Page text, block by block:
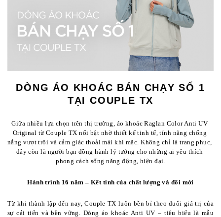
DÒNG ÁO KHOÁC BÁN CHẠY SỐ 1
TẠI COUPLE TX
Giữa nhiều lựa chọn trên thị trường, áo khoác Raglan Color Anti UV
Original từ Couple TX nổi bật nhờ thiết kế tinh tế, tính năng chống
nắng vượt trội và cảm giác thoải mái khi mặc. Không chỉ là trang phục,
đây còn là người bạn đồng hành lý tưởng cho những ai yêu thích
phong cách sống năng động, hiện đại.
Hành trình 16 năm – Kết tinh của chất lượng và đổi mới
Từ khi thành lập đến nay, Couple TX luôn bền bỉ theo đuổi giá trị của
sự cải tiến và bền vững. Dòng áo khoác Anti UV – tiêu biểu là mẫu